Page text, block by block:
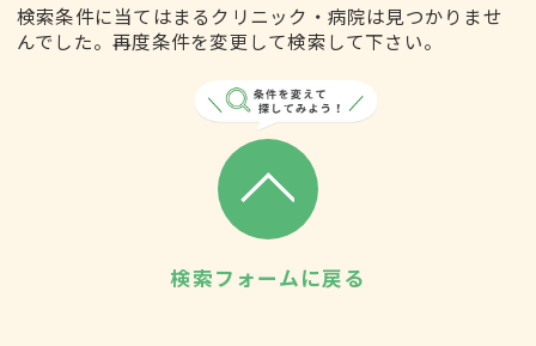
検索条件に当てはまるクリニック・病院は見つかりませ
んでした。再度条件を変更して検索して下さい。
検索フォームに戻る